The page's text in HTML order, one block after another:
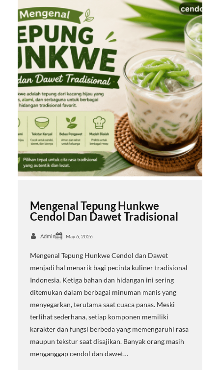
Mengenal Tepung Hunkwe
Cendol Dan Dawet Tradisional
Admin May 6, 2026
Mengenal Tepung Hunkwe Cendol dan Dawet
menjadi hal menarik bagi pecinta kuliner tradisional
Indonesia. Ketiga bahan dan hidangan ini sering
ditemukan dalam berbagai minuman manis yang
menyegarkan, terutama saat cuaca panas. Meski
terlihat sederhana, setiap komponen memiliki
karakter dan fungsi berbeda yang memengaruhi rasa
maupun tekstur saat disajikan. Banyak orang masih
menganggap cendol dan dawet…